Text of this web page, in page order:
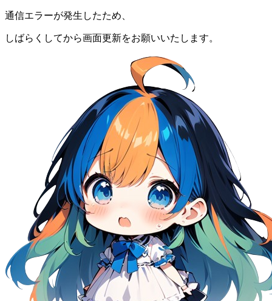
通信エラーが発生したため、
しばらくしてから画面更新をお願いいたします。